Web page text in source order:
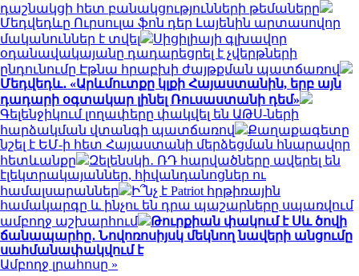
դաշնակցի հետ բանակցությունների թեմաները
Մեդվեդևը Ուրսուլա ֆոն դեր Լայենին արտասովոր
մականուններ է տվել
Սիցիլիայի գլխավոր
օդանավակայանը դադարեցրել է չվերթների
ընդունումը Էթնա հրաբխի ժայթքման պատճառով
Մեդվեդև․ «Արևմուտքը կլքի Հայաստանին, երբ այն
դադարի օգտակար լինել Ռուսաստանի դեմ»
Գելենջիկում լողափերը փակվել են ԱԹՍ-ների
հարձակման վտանգի պատճառով
Քաղաքագետը
նշել է ԵՄ-ի հետ Հայաստանի մերձեցման հնարավոր
հետևանքը
Զելենսկի․ ՌԴ հարվածները ավերել են
էլեկտրակայաններ, հիվանդանոցներ ու
համալսարաններ
Ի՞նչ է Patriot հրթիռային
համակարգը և ինչու են դրա պաշարները սպառվում
ամբողջ աշխարհում
Թուրքիան փակում է Սև ծովի
ճանապարհը․ Նովոռոսիյսկ մեկնող նավերի անցումը
սահմանափակվում է
Ամբողջ լրահոսը »